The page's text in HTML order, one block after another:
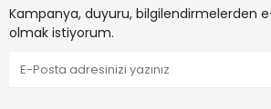
Kampanya, duyuru, bilgilendirmelerden
olmak istiyorum.